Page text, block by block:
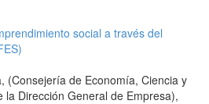
social a través del
(Consejería de Economía, Ciencia y
la Dirección General de Empresa),